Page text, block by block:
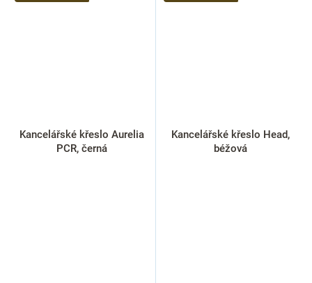
Kancelářské křeslo Aurelia
PCR, černá
Kancelářské křeslo Head,
béžová